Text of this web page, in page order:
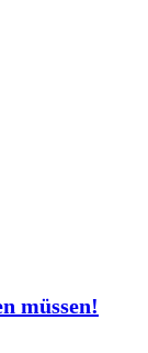
müssen!